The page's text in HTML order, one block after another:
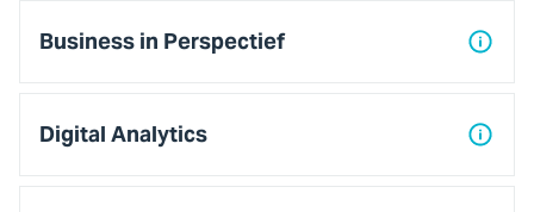
Business in Perspectief
Digital Analytics